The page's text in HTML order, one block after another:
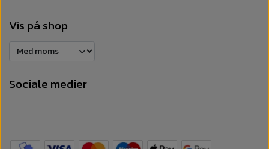
Vis på shop
Sociale medier